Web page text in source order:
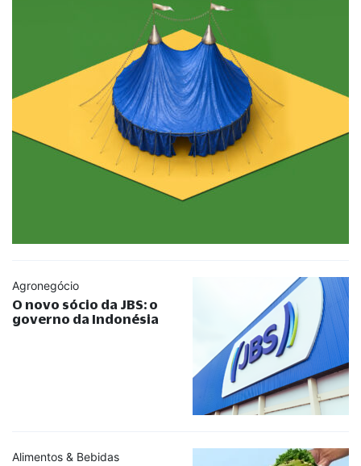
Agronegócio
O novo sócio da JBS: o
governo da Indonésia
Alimentos & Bebidas